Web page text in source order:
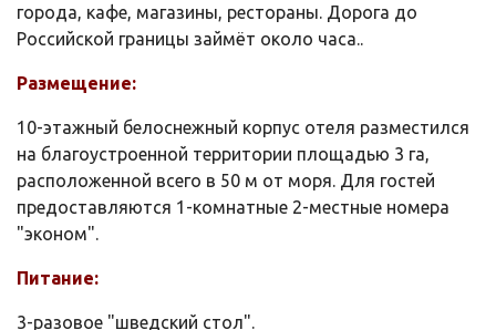
города, кафе, магазины, рестораны. Дорога до
Российской границы займёт около часа..
Размещение:
10-этажный белоснежный корпус отеля разместился
на благоустроенной территории площадью 3 га,
расположенной всего в 50 м от моря. Для гостей
предоставляются 1-комнатные 2-местные номера
"эконом".
Питание:
3-разовое "шведский стол".